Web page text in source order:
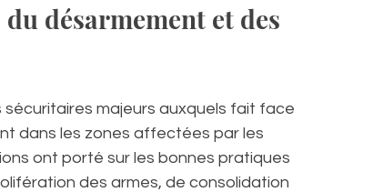
désarmement et des
majeurs auxquels fait face
dans les zones affectées par les
ont porté sur les bonnes pratiques
des armes, de consolidation